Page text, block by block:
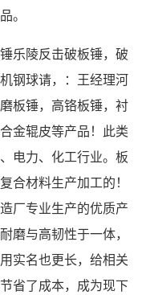
。
乐陵反击破板锤，破
钢球请，：王经理河
板锤，高铬板锤，衬
金辊皮等产品！此类
电力、化工行业。板
合材料生产加工的！
厂专业生产的优质产
磨与高韧性于一体，
实名也更长，给相关
省了成本，成为现下